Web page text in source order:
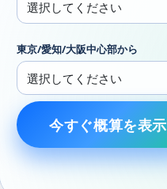
東京/愛知/大阪中心部から
今すぐ概算を表示